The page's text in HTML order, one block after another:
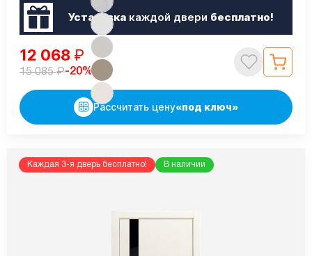
Установкакаждой двери бесплатно!
12 068 ₽
15 085₽-20%
Рассчитать цену«под ключ»
Каждая 3-я дверь бесплатно! В наличии